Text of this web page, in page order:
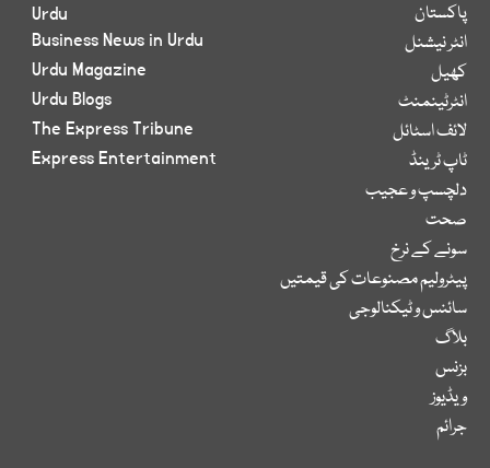
پاکستان
انٹر نیشنل
کھیل
انٹرٹینمنٹ
لائف اسٹائل
ٹاپ ٹرینڈ
دلچسپ و عجیب
صحت
سونے کے نرخ
پیٹرولیم مصنوعات کی قیمتیں
سائنس و ٹیکنالوجی
بلاگ
بزنس
ویڈیوز
جرائم
Urdu
Business News in Urdu
Urdu Magazine
Urdu Blogs
The Express Tribune
Express Entertainment